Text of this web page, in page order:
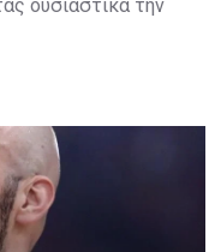
ουσιαστικά την
στην Euroleague.
της Αδριατικής
Αστέρα,
στη
την